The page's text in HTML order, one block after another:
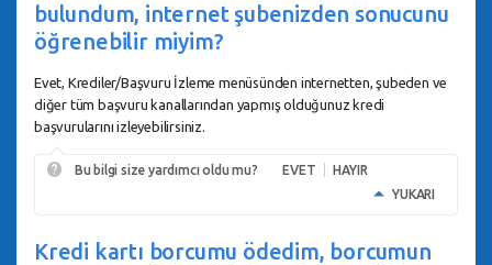
bulundum, internet şubenizden sonucunu
öğrenebilir miyim?
Evet, Krediler/Başvuru İzleme menüsünden internetten, şubeden ve
diğer tüm başvuru kanallarından yapmış olduğunuz kredi
başvurularını izleyebilirsiniz.
Bu bilgi size yardımcı oldu mu? EVET
HAYIR
YUKARI
Kredi kartı borcumu ödedim, borcumun